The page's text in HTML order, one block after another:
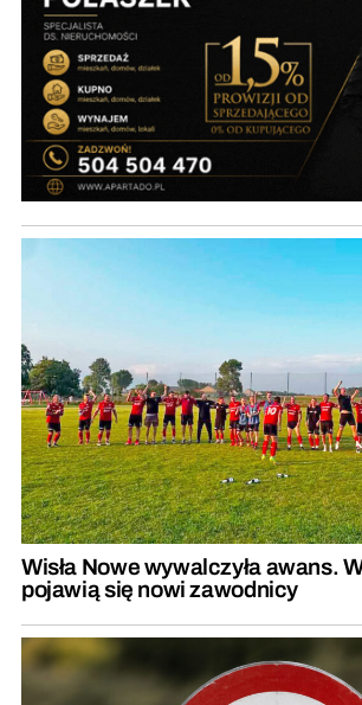
Wisła Nowe wywalczyła awans.
pojawią się nowi zawodnicy